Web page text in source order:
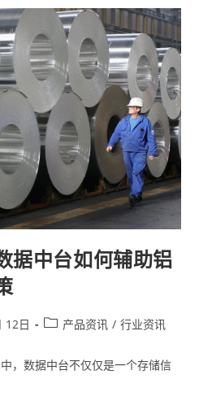
据中台如何辅助铝
12日 产品资讯 / 行业资讯
，数据中台不仅仅是一个存储信